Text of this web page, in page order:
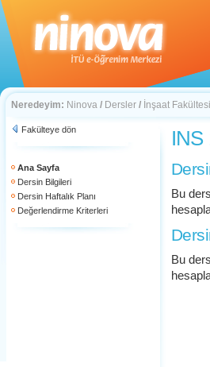
Neredeyim: Ninova / Dersler / İnşaat Fakültesi
Fakülteye dön
Ana Sayfa
Dersin Bilgileri
Dersin Haftalık Planı
Değerlendirme Kriterleri
INS
Bu
Bu